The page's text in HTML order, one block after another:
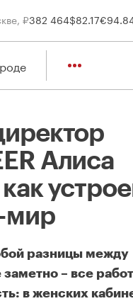
₽382 464$82.17€
Алиса
мир
разницы между
– все
в женских